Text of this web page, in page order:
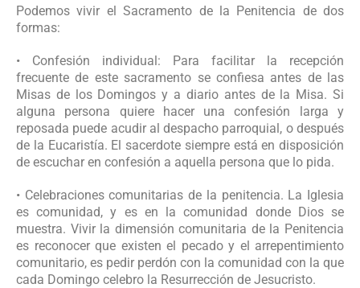
Podemos vivir el Sacramento de la Penitencia de dos
formas:
• Confesión individual: Para facilitar la recepción
frecuente de este sacramento se confiesa antes de las
Misas de los Domingos y a diario antes de la Misa. Si
alguna persona quiere hacer una confesión larga y
reposada puede acudir al despacho parroquial, o después
de la Eucaristía. El sacerdote siempre está en disposición
de escuchar en confesión a aquella persona que lo pida.
• Celebraciones comunitarias de la penitencia. La Iglesia
es comunidad, y es en la comunidad donde Dios se
muestra. Vivir la dimensión comunitaria de la Penitencia
es reconocer que existen el pecado y el arrepentimiento
comunitario, es pedir perdón con la comunidad con la que
cada Domingo celebro la Resurrección de Jesucristo.